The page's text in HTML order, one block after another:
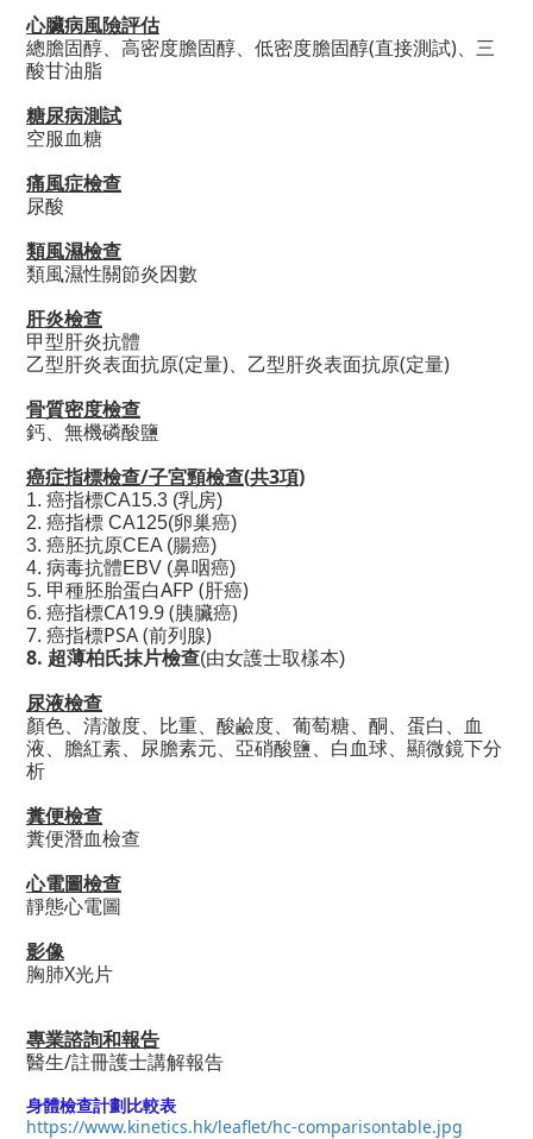
心臟病風險評估
總膽固醇、高密度膽固醇、低密度膽固醇(直接測試)、三
酸甘油脂
糖尿病測試
空服血糖
痛風症檢查
尿酸
類風濕檢查
類風濕性關節炎因數
肝炎檢查
甲型肝炎抗體
乙型肝炎表面抗原(定量)、乙型肝炎表面抗原(定量)
骨質密度檢查
鈣、無機磷酸鹽
癌症指標檢查/子宮頸檢查(共3項)
1. 癌指標CA15.3 (乳房)
2. 癌指標 CA125(卵巢癌)
3. 癌胚抗原CEA (腸癌)
4. 病毒抗體EBV (鼻咽癌)
5. 甲種胚胎蛋白AFP (肝癌)
6. 癌指標CA19.9 (胰臟癌)
7. 癌指標PSA (前列腺)
8. 超薄柏氏抹片檢查(由女護士取樣本)
尿液檢查
顏色、清澈度、比重、酸鹼度、葡萄糖、酮、蛋白、血
液、膽紅素、尿膽素元、亞硝酸鹽、白血球、顯微鏡下分
析
糞便檢查
糞便潛血檢查
心電圖檢查
靜態心電圖
影像
胸肺X光片
專業諮詢和報告
醫生/註冊護士講解報告
身體檢查計劃比較表
https://www.kinetics.hk/leaflet/hc-comparisontable.jpg